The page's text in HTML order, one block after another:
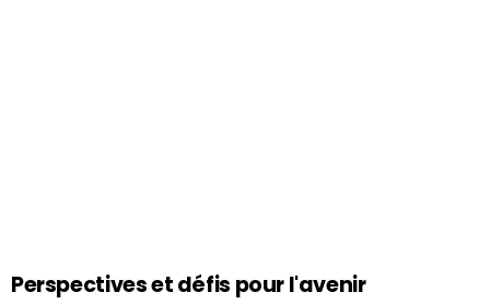
Perspectives et défis pour l'avenir